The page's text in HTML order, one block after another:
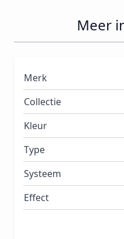
Meer
Merk
Collectie
Kleur
Type
Systeem
Effect